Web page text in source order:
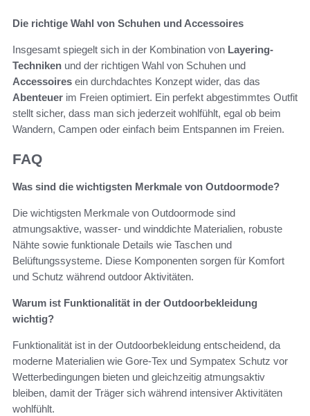
Die richtige Wahl von Schuhen und Accessoires
Insgesamt spiegelt sich in der Kombination von Layering-
Techniken und der richtigen Wahl von Schuhen und
Accessoires ein durchdachtes Konzept wider, das das
Abenteuer im Freien optimiert. Ein perfekt abgestimmtes Outfit
stellt sicher, dass man sich jederzeit wohlfühlt, egal ob beim
Wandern, Campen oder einfach beim Entspannen im Freien.
FAQ
Was sind die wichtigsten Merkmale von Outdoormode?
Die wichtigsten Merkmale von Outdoormode sind
atmungsaktive, wasser- und winddichte Materialien, robuste
Nähte sowie funktionale Details wie Taschen und
Belüftungssysteme. Diese Komponenten sorgen für Komfort
und Schutz während outdoor Aktivitäten.
Warum ist Funktionalität in der Outdoorbekleidung
wichtig?
Funktionalität ist in der Outdoorbekleidung entscheidend, da
moderne Materialien wie Gore-Tex und Sympatex Schutz vor
Wetterbedingungen bieten und gleichzeitig atmungsaktiv
bleiben, damit der Träger sich während intensiver Aktivitäten
wohlfühlt.